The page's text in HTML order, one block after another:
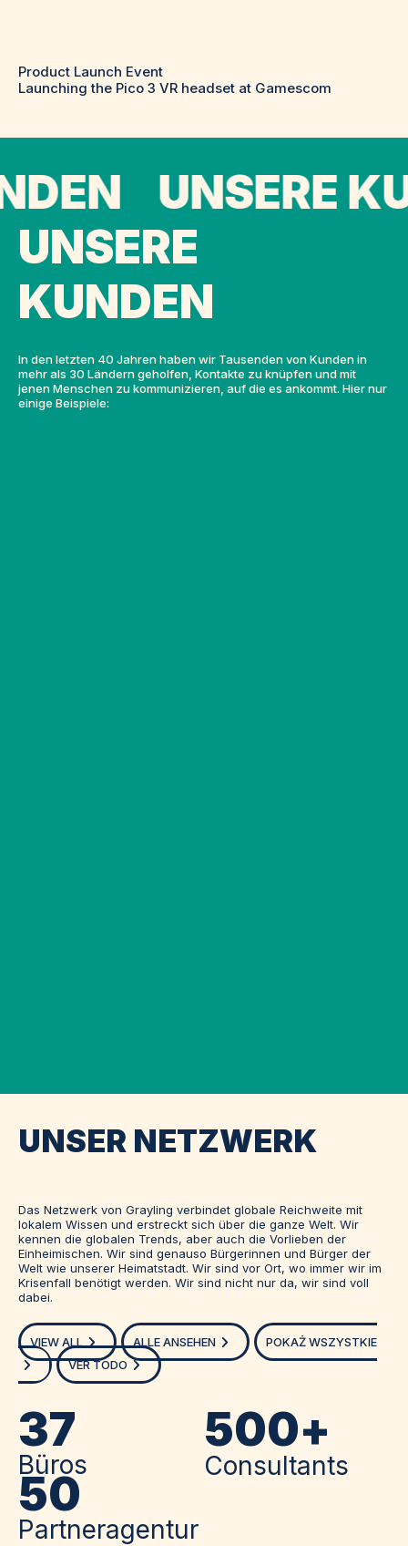
Product Launch Event
Launching the Pico 3 VR headset at Gamescom
UNSERE
UNSERE
KUNDEN
In den letzten 40 Jahren haben wir Tausenden von Kunden in
mehr als 30 Ländern geholfen, Kontakte zu knüpfen und mit
jenen Menschen zu kommunizieren, auf die es ankommt. Hier nur
einige Beispiele:
UNSER NETZWERK
Das Netzwerk von Grayling verbindet globale Reichweite mit
lokalem Wissen und erstreckt sich über die ganze Welt. Wir
kennen die globalen Trends, aber auch die Vorlieben der
Einheimischen. Wir sind genauso Bürgerinnen und Bürger der
Welt wie unserer Heimatstadt. Wir sind vor Ort, wo immer wir im
Krisenfall benötigt werden. Wir sind nicht nur da, wir sind voll
dabei.
VIEW ALL ALLE ANSEHEN
POKAŻ WSZYSTKIE
VER TODO
37
Büros
500+
Consultants
50
Partneragentur